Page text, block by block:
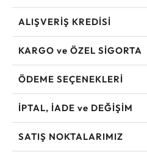
ALIŞVERİŞ KREDİSİ
KARGO ve ÖZEL SİGORTA
ÖDEME SEÇENEKLERİ
İPTAL, İADE ve DEĞİŞİM
SATIŞ NOKTALARIMIZ